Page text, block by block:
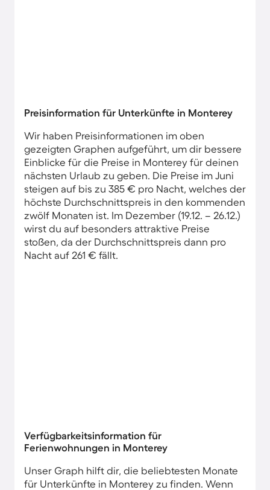
Preisinformation für Unterkünfte in Monterey
Wir haben Preisinformationen im oben
gezeigten Graphen aufgeführt, um dir bessere
Einblicke für die Preise in Monterey für deinen
nächsten Urlaub zu geben. Die Preise im Juni
steigen auf bis zu 385 € pro Nacht, welches der
höchste Durchschnittspreis in den kommenden
zwölf Monaten ist. Im Dezember (19.12. – 26.12.)
wirst du auf besonders attraktive Preise
stoßen, da der Durchschnittspreis dann pro
Nacht auf 261 € fällt.
Verfügbarkeitsinformation für
Ferienwohnungen in Monterey
Unser Graph hilft dir, die beliebtesten Monate
für Unterkünfte in Monterey zu finden. Wenn